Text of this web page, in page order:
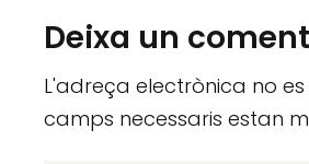
Deixa un
L'adreça electrònica no
camps necessaris estan